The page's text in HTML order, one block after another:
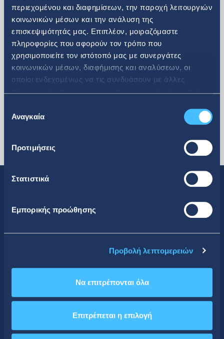
περιεχομένου και διαφημίσεων, την παροχή λειτουργιών
κοινωνικών μέσων και την ανάλυση της
επισκεψιμότητάς μας. Επιπλέον, μοιραζόμαστε
πληροφορίες που αφορούν τον τρόπο που
χρησιμοποιείτε τον ιστότοπό μας με συνεργάτες
κοινωνικών μέσων, διαφήμισης και αναλύσεων, οι
οποίοι ενδεχομένως να τις συνδυάσουν με άλλες
πληροφορίες που τους έχετε παραχωρήσει ή τις οποίες
των υπηρεσιών τους.
συγκατάθεσης
Αναγκαία
Προτιμήσεις
Στατιστικά
Εμπορικής προώθησης
Προβολή λεπτομερειών
Να επιτρέπονται όλα
Επιτρέπεται η επιλογή
περισσότερα
Κεντρικά Γραφεία